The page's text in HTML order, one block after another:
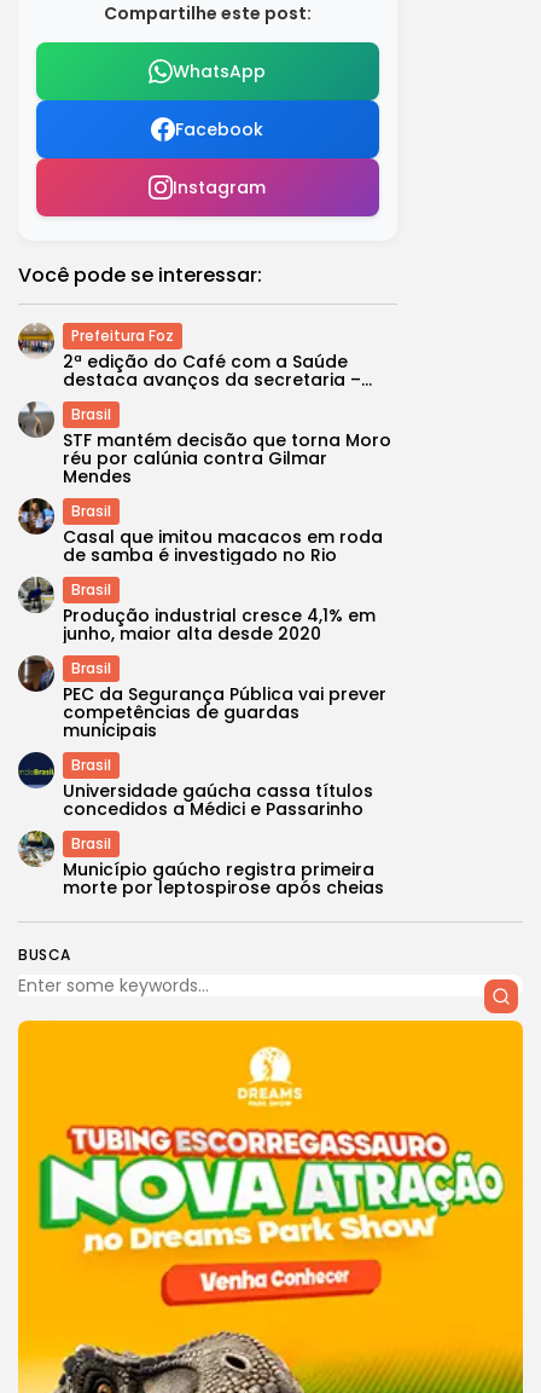
BUSCA
Compartilhe este post:
WhatsApp
Facebook
Instagram
Você pode se interessar:
Prefeitura Foz
2ª edição do Café com a Saúde
destaca avanços da secretaria –...
Brasil
STF mantém decisão que torna Moro
réu por calúnia contra Gilmar
Mendes
Brasil
Casal que imitou macacos em roda
de samba é investigado no Rio
Brasil
Produção industrial cresce 4,1% em
junho, maior alta desde 2020
Brasil
PEC da Segurança Pública vai prever
competências de guardas
municipais
Brasil
Universidade gaúcha cassa títulos
concedidos a Médici e Passarinho
Brasil
Município gaúcho registra primeira
morte por leptospirose após cheias